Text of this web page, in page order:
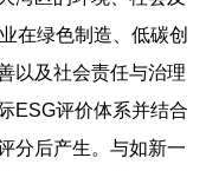
在绿色制造、低碳创
以及社会责任与治理
ESG评价体系并结合
分后产生。与如新一